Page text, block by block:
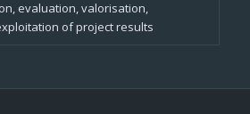
evaluation, valorisation,
of project results